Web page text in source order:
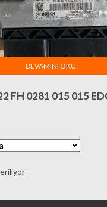
FH 0281 015 015
DEVAMINI OKU